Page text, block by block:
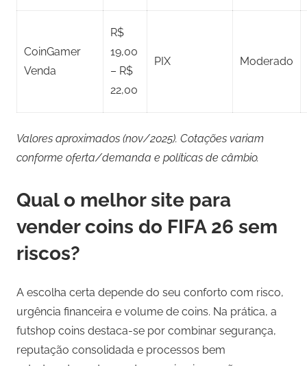
CoinGamer
Venda
R$
19,00
– R$
22,00
PIX Moderado
Valores aproximados (nov/2025). Cotações variam
conforme oferta/demanda e políticas de câmbio.
Qual o melhor site para
vender coins do FIFA 26 sem
riscos?
A escolha certa depende do seu conforto com risco,
urgência financeira e volume de coins. Na prática, a
futshop coins destaca-se por combinar segurança,
reputação consolidada e processos bem